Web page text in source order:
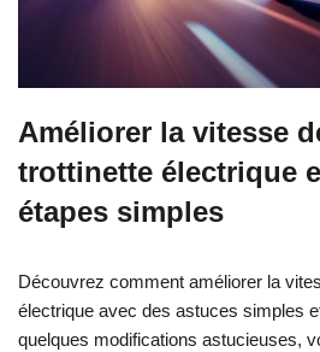
Améliorer la vitesse
trottinette électrique
étapes simples
Découvrez comment améliorer la
électrique avec des astuces simples
quelques modifications astucieuses,